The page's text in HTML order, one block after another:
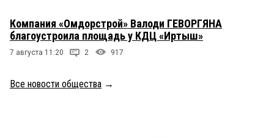
Компания «Омдорстрой» Валоди ГЕВОРГЯНА
благоустроила площадь у КДЦ «Иртыш»
7 августа 11:20 2 917
Все новости общества →